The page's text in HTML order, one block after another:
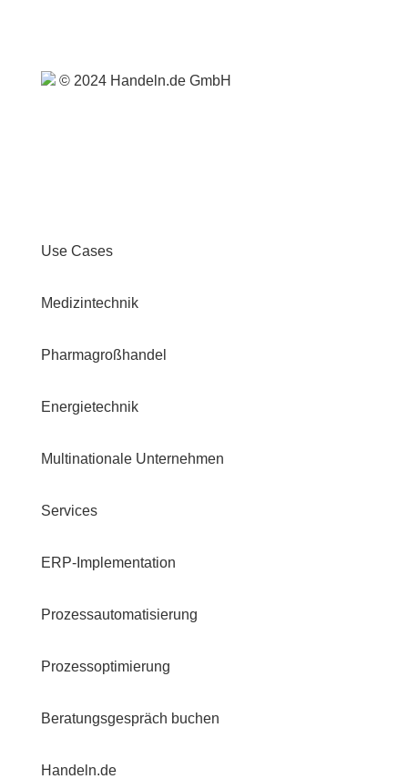
© 2024 Handeln.de GmbH
Use Cases
Medizintechnik
Pharmagroßhandel
Energietechnik
Multinationale Unternehmen
Services
ERP-Implementation
Prozessautomatisierung
Prozessoptimierung
Beratungsgespräch buchen
Handeln.de